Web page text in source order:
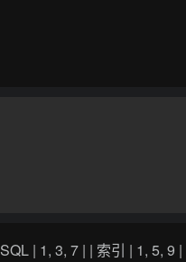
| 1, 3, 7 | | 索引 | 1, 5, 9 |